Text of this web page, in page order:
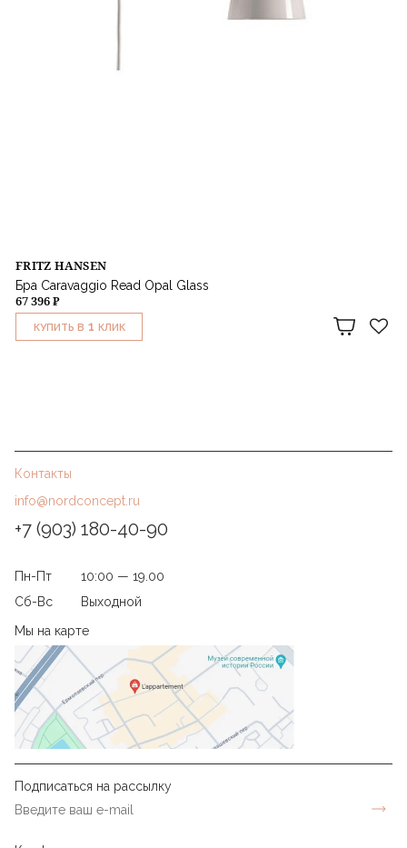
FRITZ HANSEN
Бра Caravaggio Read Opal Glass
67 396 ₽
КУПИТЬ В 1 КЛИК
Контакты
info@nordconcept.ru
+7 (903) 180-40-90
Пн-Пт
10:00 — 19.00
Сб-Вс
Выходной
Мы на карте
Подписаться на рассылку